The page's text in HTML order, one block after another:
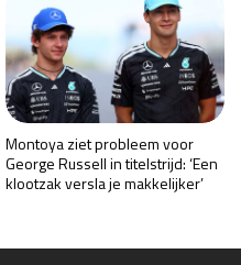
Montoya ziet probleem voor
George Russell in titelstrijd: ‘Een
klootzak versla je makkelijker’